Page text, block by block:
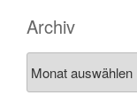
Archiv